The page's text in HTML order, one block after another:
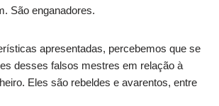
São enganadores.
apresentadas, percebemos que se
desses falsos mestres em relação à
Eles são rebeldes e avarentos, entre